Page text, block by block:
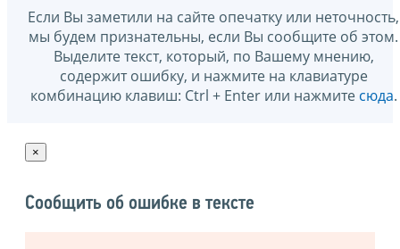
Если Вы заметили на сайте опечатку или неточность,
мы будем признательны, если Вы сообщите об этом.
Выделите текст, который, по Вашему мнению,
содержит ошибку, и нажмите на клавиатуре
комбинацию клавиш: Ctrl + Enter или нажмите сюда.
×
Сообщить об ошибке в тексте